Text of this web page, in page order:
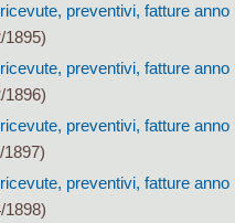
preventivi, fatture anno
1895)
preventivi, fatture anno
1896)
preventivi, fatture anno
1897)
preventivi, fatture anno
1898)